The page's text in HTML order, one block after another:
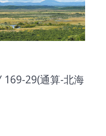
29(通算-北海